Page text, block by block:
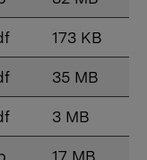
173 KB
35 MB
3 MB
17 MB